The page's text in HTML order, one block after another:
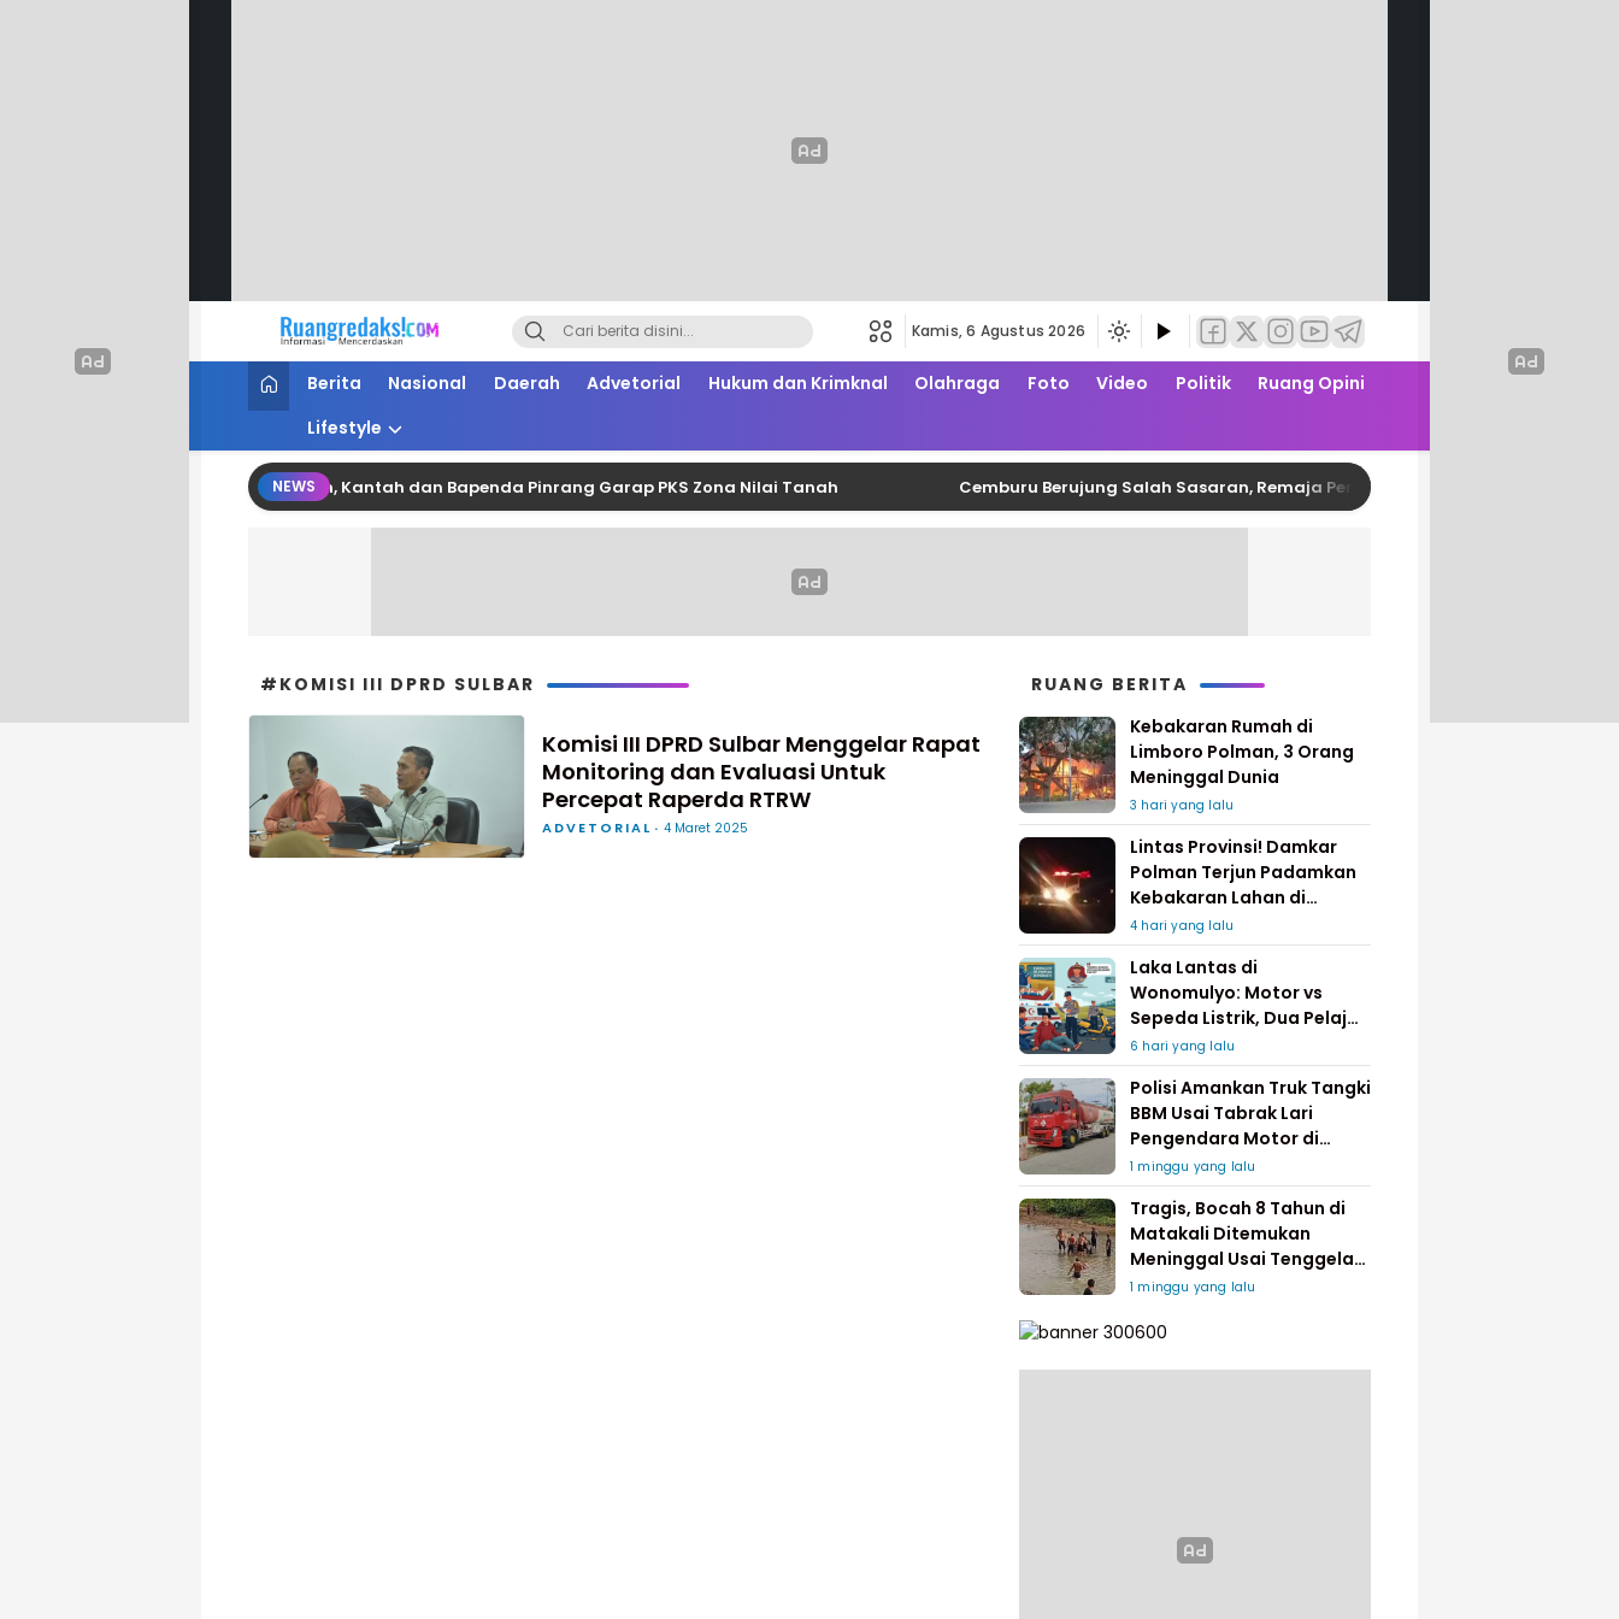
Ruang Redaksi
Informasi Mencerdaskan
Kamis, 6 Agustus 2026
Berita Nasional Daerah Advetorial Hukum dan Krimknal Olahraga Foto Video Politik
Ruang Opini
Lifestyle
NEWS
Pertanahan dan Perpajakan, Kantah dan Bapenda Pinrang Garap PKS Zona Nilai Tanah Cemburu Berujung Salah Sasaran, Remaja Pembusur Pelajar di Polman Diringkus
#KOMISI III DPRD SULBAR
Komisi III DPRD Sulbar Menggelar Rapat
Monitoring dan Evaluasi Untuk
Percepat Raperda RTRW
ADVETORIAL 4 Maret 2025
RUANG BERITA
Kebakaran Rumah di
Limboro Polman, 3 Orang
Meninggal Dunia
3 hari yang lalu
Lintas Provinsi! Damkar
Polman Terjun Padamkan
Kebakaran Lahan di
Pinrang
4 hari yang lalu
Laka Lantas di
Wonomulyo: Motor vs
Sepeda Listrik, Dua Pelajar
Dilarikan ke Rumah Sakit
6 hari yang lalu
Polisi Amankan Truk Tangki
BBM Usai Tabrak Lari
Pengendara Motor di
Matakali
1 minggu yang lalu
Tragis, Bocah 8 Tahun di
Matakali Ditemukan
Meninggal Usai Tenggelam
di Sungai
1 minggu yang lalu